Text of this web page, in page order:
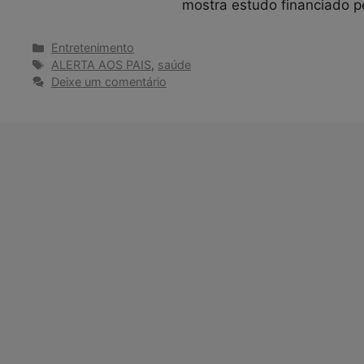
mostra estudo financiado
Categorias
Entretenimento
Tags
ALERTA AOS PAIS, saúde
Deixe um comentário